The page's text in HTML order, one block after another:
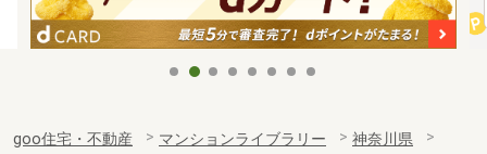
goo住宅・不動産 マンションライブラリー
神奈川県